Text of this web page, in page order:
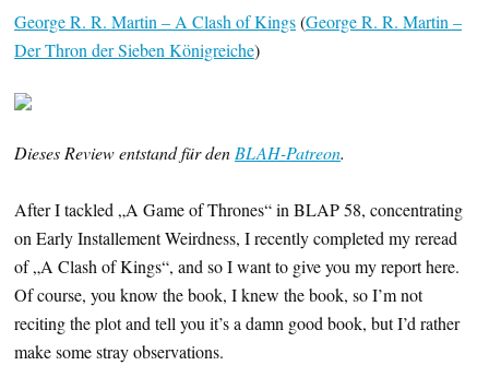
George R. R. Martin – A Clash of Kings(George R. R. Martin –
Der Thron der Sieben Königreiche)
Dieses Review entstand für den BLAH-Patreon.
After I tackled „A Game of Thrones“ in BLAP 58, concentrating
on Early Installement Weirdness, I recently completed my reread
of „A Clash of Kings“, and so I want to give you my report here.
Of course, you know the book, I knew the book, so I’m not
reciting the plot and tell you it’s a damn good book, but I’d rather
make some stray observations.